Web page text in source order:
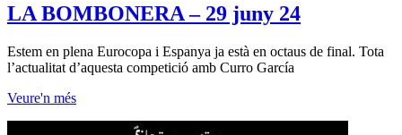
LA BOMBONERA – 29 juny 24
Estem en plena Eurocopa i Espanya ja està en octaus de final. Tota
l’actualitat d’aquesta competició amb Curro García
Veure'n més